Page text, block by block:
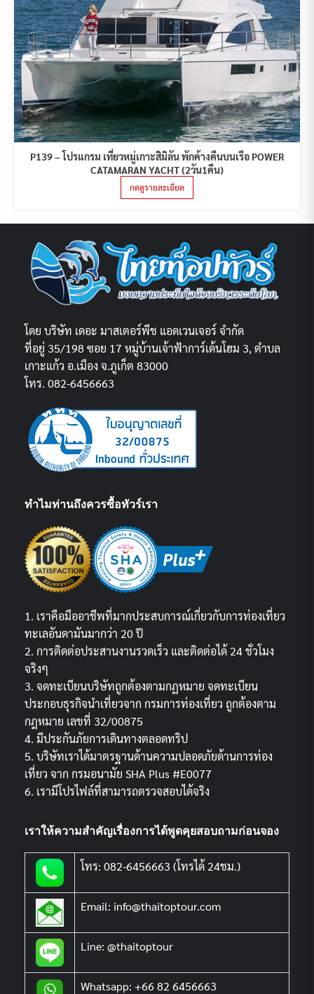
P139 – โปรแกรม เที่ยวหมู่เกาะสิมิลัน พักค้างคืนบนเรือ POWER
CATAMARAN YACHT (2วัน1คืน)
กดดูรายละเอียด
โดย บริษัท เดอะ มาสเตอร์พีช แอดเวนเจอร์ จำกัด
ที่อยู่ 35/198 ซอย 17 หมู่บ้านเจ้าฟ้าการ์เด้นโฮม 3, ตำบล
เกาะแก้ว อ.เมือง จ.ภูเก็ต 83000
โทร. 082-6456663
ทำไมท่านถึงควรซื้อทัวร์เรา
1. เราคือมืออาชีพที่มากประสบการณ์เกี่ยวกับการท่องเที่ยว
ทะเลอันดามันมากว่า 20 ปี
2. การติดต่อประสานงานรวดเร็ว และติดต่อได้ 24 ชั่วโมง
จริงๆ
3. จดทะเบียนบริษัทถูกต้องตามกฏหมาย จดทะเบียน
ประกอบธุรกิจนำเที่ยวจาก กรมการท่องเที่ยว ถูกต้องตาม
กฎหมาย เลขที่ 32/00875
4. มีประกันภัยการเดินทางตลอดทริป
5. บริษัทเราได้มาตรฐานด้านความปลอดภัยด้านการท่อง
เที่ยว จาก กรมอนามัย SHA Plus #E0077
6. เรามีโปรไฟล์ที่สามารถตรวจสอบได้จริง
เราให้ความสำคัญเรื่องการได้พูดคุยสอบถามก่อนจอง
โทร: 082-6456663 (โทรได้ 24ชม.)
Email: info@thaitoptour.com
Line: @thaitoptour
Whatsapp: +66 82 6456663